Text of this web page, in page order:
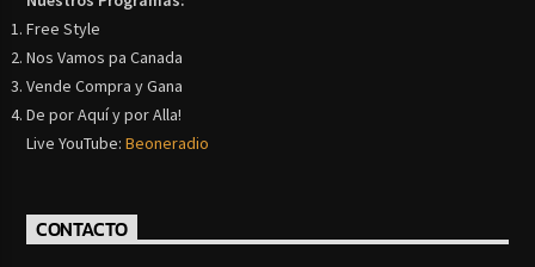
Free Style
Nos Vamos pa Canada
Vende Compra y Gana
De por Aquí y por Alla!
Live YouTube:Beoneradio
CONTACTO